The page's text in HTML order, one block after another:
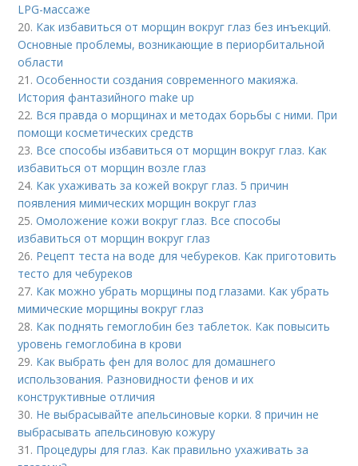
LPG-массаже
20. Как избавиться от морщин вокруг глаз без инъекций.
Основные проблемы, возникающие в периорбитальной
области
21.Особенности создания современного макияжа.
История фантазийного make up
22. Вся правда о морщинах и методах борьбы с ними. При
помощи косметических средств
23. Все способы избавиться от морщин вокруг глаз. Как
избавиться от морщин возле глаз
24. Как ухаживать за кожей вокруг глаз. 5 причин
появления мимических морщин вокруг глаз
25.Омоложение кожи вокруг глаз. Все способы
избавиться от морщин вокруг глаз
26. Рецепт теста на воде для чебуреков. Как приготовить
тесто для чебуреков
27. Как можно убрать морщины под глазами. Как убрать
мимические морщины вокруг глаз
28. Как поднять гемоглобин без таблеток. Как повысить
уровень гемоглобина в крови
29. Как выбрать фен для волос для домашнего
использования. Разновидности фенов и их
конструктивные отличия
30. Не выбрасывайте апельсиновые корки. 8 причин не
выбрасывать апельсиновую кожуру
31. Процедуры для глаз. Как правильно ухаживать за